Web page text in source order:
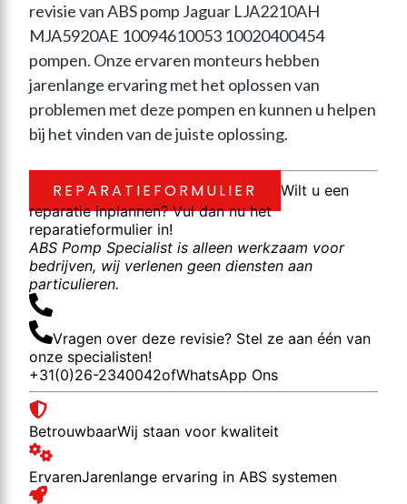
revisie van ABS pomp Jaguar LJA2210AH
MJA5920AE 10094610053 10020400454
pompen. Onze ervaren monteurs hebben
jarenlange ervaring met het oplossen van
problemen met deze pompen en kunnen u helpen
bij het vinden van de juiste oplossing.
REPARATIEFORMULIER
Wilt u een
reparatie inplannen? Vul dan nu het
reparatieformulier in!
ABS Pomp Specialist is alleen werkzaam voor
bedrijven, wij verlenen geen diensten aan
particulieren.
Vragen over deze revisie? Stel ze aan één van
onze specialisten!
+31(0)26-2340042ofWhatsApp Ons
BetrouwbaarWij staan voor kwaliteit
ErvarenJarenlange ervaring in ABS systemen